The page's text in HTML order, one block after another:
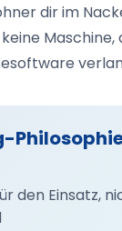
dir im
Maschine,
den Einsatz,